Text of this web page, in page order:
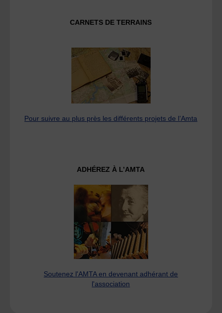
CARNETS DE TERRAINS
Pour suivre au plus près les différents projets de l’Amta
ADHÉREZ À L’AMTA
Soutenez l'AMTA en devenant adhérant de
l'association